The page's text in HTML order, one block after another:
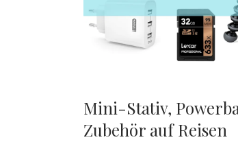
Mini-Stativ,
Zubehör auf Reisen